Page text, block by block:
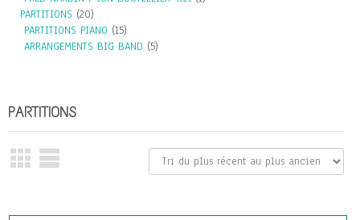
PARTITIONS (20)
PARTITIONS PIANO (15)
ARRANGEMENTS BIG BAND (5)
PARTITIONS